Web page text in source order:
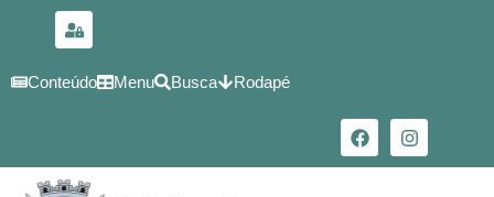
conteúdo
Conteúdo Menu Busca Rodapé